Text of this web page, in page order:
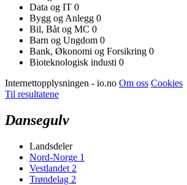
Data og IT 0
Bygg og Anlegg 0
Bil, Båt og MC 0
Barn og Ungdom 0
Bank, Økonomi og Forsikring 0
Bioteknologisk industi 0
Internettopplysningen - io.no Om oss Cookies
Til resultatene
Dansegulv
Landsdeler
Nord-Norge 1
Vestlandet 2
Trøndelag 2